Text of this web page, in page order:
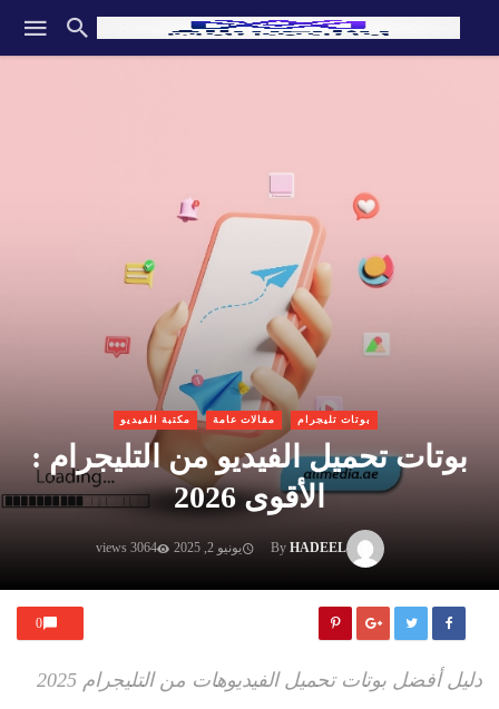
بوتات تليجرام مقالات عامة مكتبة الفيديو
بوتات تحميل الفيديو من التليجرام :
الأقوى 2026
ByHADEEL يونيو 2, 2025 3064 views
0
دليل أفضل بوتات تحميل الفيديوهات من التليجرام 2025